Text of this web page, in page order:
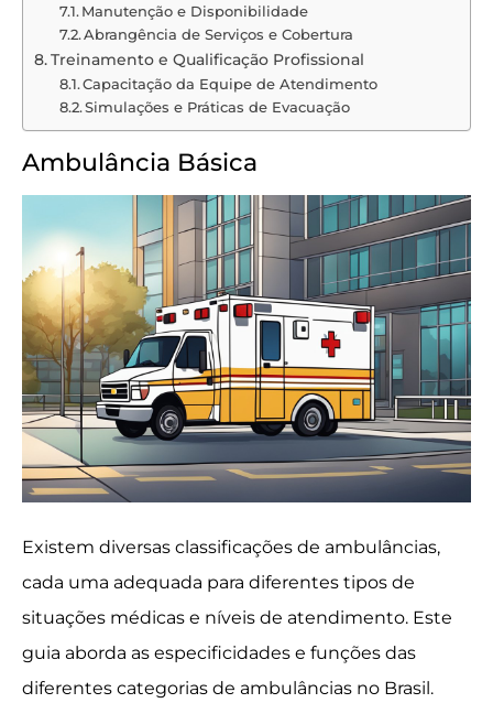
Manutenção e Disponibilidade
Abrangência de Serviços e Cobertura
Treinamento e Qualificação Profissional
Capacitação da Equipe de Atendimento
Simulações e Práticas de Evacuação
Ambulância Básica
Existem diversas classificações de ambulâncias,
cada uma adequada para diferentes tipos de
situações médicas e níveis de atendimento. Este
guia aborda as especificidades e funções das
diferentes categorias de ambulâncias no Brasil.